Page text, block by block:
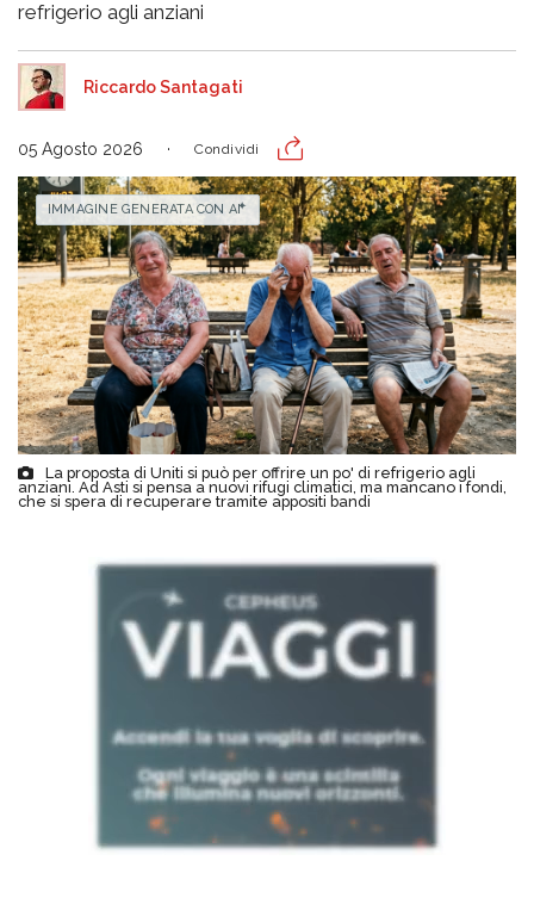
refrigerio agli anziani
Riccardo Santagati
05 Agosto 2026 Condividi
La proposta di Uniti si può per offrire un po' di refrigerio agli
anziani. Ad Asti si pensa a nuovi rifugi climatici, ma mancano i fondi,
che si spera di recuperare tramite appositi bandi
IMMAGINE GENERATA CON AI